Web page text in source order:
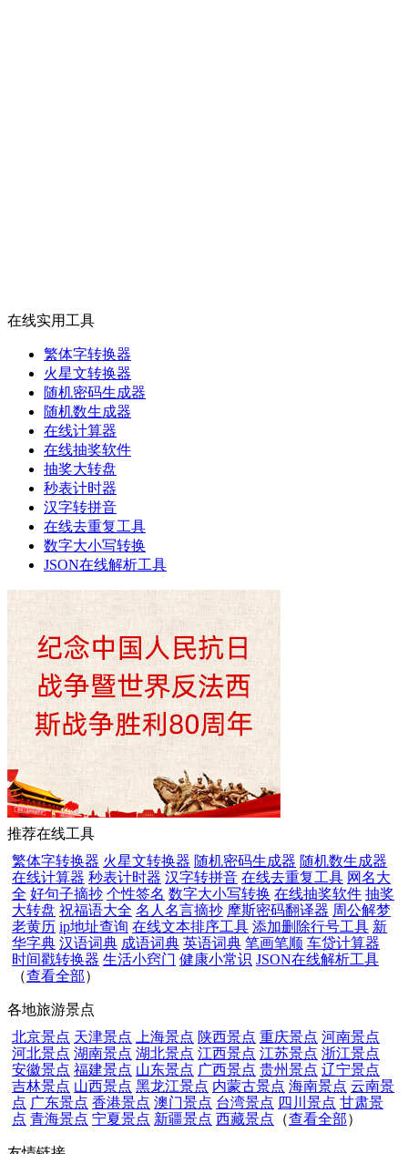
在线实用工具
繁体字转换器
火星文转换器
随机密码生成器
随机数生成器
在线计算器
在线抽奖软件
抽奖大转盘
秒表计时器
汉字转拼音
在线去重复工具
数字大小写转换
JSON在线解析工具
推荐在线工具
繁体字转换器 火星文转换器 随机密码生成器 随机数生成器
在线计算器 秒表计时器 汉字转拼音 在线去重复工具 网名大
全 好句子摘抄 个性签名 数字大小写转换 在线抽奖软件 抽奖
大转盘 祝福语大全 名人名言摘抄 摩斯密码翻译器 周公解梦
老黄历 ip地址查询 在线文本排序工具 添加删除行号工具 新
华字典 汉语词典 成语词典 英语词典 笔画笔顺 车贷计算器
时间戳转换器 生活小窍门 健康小常识 JSON在线解析工具
（查看全部）
各地旅游景点
北京景点 天津景点 上海景点 陕西景点 重庆景点 河南景点
河北景点 湖南景点 湖北景点 江西景点 江苏景点 浙江景点
安徽景点 福建景点 山东景点 广西景点 贵州景点 辽宁景点
吉林景点 山西景点 黑龙江景点 内蒙古景点 海南景点 云南景
点 广东景点 香港景点 澳门景点 台湾景点 四川景点 甘肃景
点 青海景点 宁夏景点 新疆景点 西藏景点 （查看全部）